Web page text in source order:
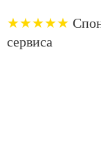
★★★★★
сервиса